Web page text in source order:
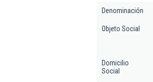
Denominación
Objeto Social
Domicilio
Social